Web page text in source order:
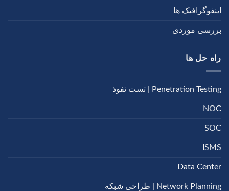
اینفوگرافیک ها
بررسی موردی
راه حل ها
Penetration Testing | تست نفوذ
NOC
SOC
ISMS
Data Center
Network Planning | طراحی شبکه